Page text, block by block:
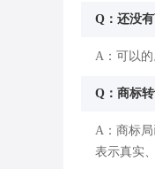
Q：还没
A：可以
Q：商标
A：商标
表示真实